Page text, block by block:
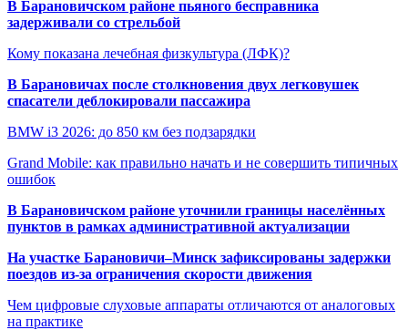
В Барановичском районе пьяного бесправника
задерживали со стрельбой
Кому показана лечебная физкультура (ЛФК)?
В Барановичах после столкновения двух легковушек
спасатели деблокировали пассажира
BMW i3 2026: до 850 км без подзарядки
Grand Mobile: как правильно начать и не совершить типичных
ошибок
В Барановичском районе уточнили границы населённых
пунктов в рамках административной актуализации
На участке Барановичи–Минск зафиксированы задержки
поездов из-за ограничения скорости движения
Чем цифровые слуховые аппараты отличаются от аналоговых
на практике